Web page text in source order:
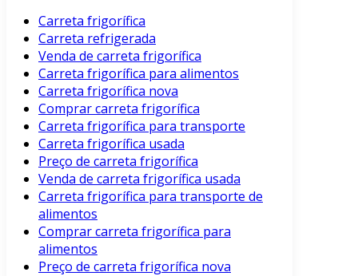
Carreta frigorífica
Carreta refrigerada
Venda de carreta frigorífica
Carreta frigorífica para alimentos
Carreta frigorífica nova
Comprar carreta frigorífica
Carreta frigorífica para transporte
Carreta frigorífica usada
Preço de carreta frigorífica
Venda de carreta frigorífica usada
Carreta frigorífica para transporte de
alimentos
Comprar carreta frigorífica para
alimentos
Preço de carreta frigorífica nova